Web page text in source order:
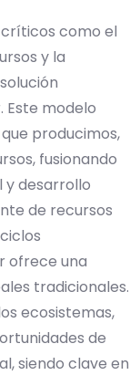
como el
y la
Este modelo
producimos,
fusionando
y desarrollo
de recursos
ofrece una
tradicionales.
ecosistemas,
de
siendo clave en